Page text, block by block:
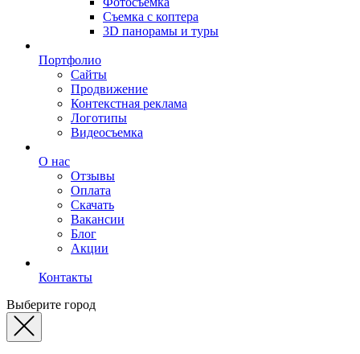
Съемка с коптера
3D панорамы и туры
Портфолио
Сайты
Продвижение
Контекстная реклама
Логотипы
Видеосъемка
О нас
Отзывы
Оплата
Скачать
Вакансии
Блог
Акции
Контакты
Выберите город